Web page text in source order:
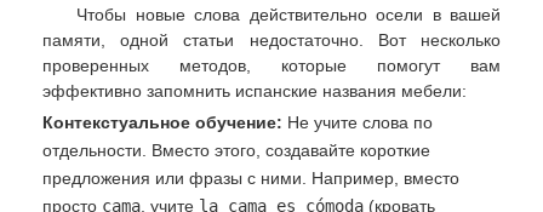
Чтобы новые слова действительно осели в вашей
памяти, одной статьи недостаточно. Вот несколько
проверенных методов, которые помогут вам
эффективно запомнить испанские названия мебели:
Контекстуальное обучение: Не учите слова по
отдельности. Вместо этого, создавайте короткие
предложения или фразы с ними. Например, вместо
просто cama , учите la cama es cómoda (кровать